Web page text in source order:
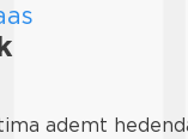
ademt